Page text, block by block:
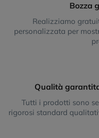
Bozza
Realizziamo
personalizzata per
Qualità
Tutti i prodotti sono
rigorosi standard